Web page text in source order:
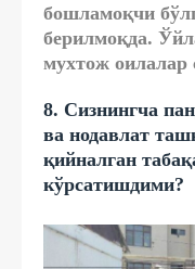
бошламоқчи
берилмоқда.
мухтож оилалар
8. Сизнингча
ва нодавлат
қийналган
кўрсатишдими?